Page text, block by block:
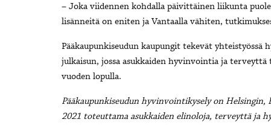
– Joka viidennen kohdalla päivittäinen liikunta
lisänneitä on eniten ja Vantaalla vähiten,
Pääkaupunkiseudun kaupungit tekevät
julkaisun, jossa asukkaiden hyvinvointia ja
vuoden lopulla.
Pääkaupunkiseudun hyvinvointikysely on Helsingin,
2021 toteuttama asukkaiden elinoloja, terveyttä ja